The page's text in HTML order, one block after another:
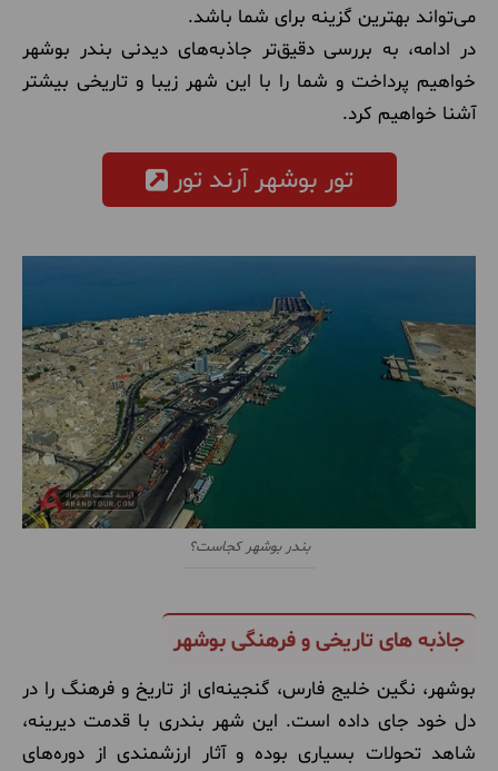
می‌تواند بهترین گزینه برای شما باشد.
در ادامه، به بررسی دقیق‌تر جاذبه‌های دیدنی بندر بوشهر
خواهیم پرداخت و شما را با این شهر زیبا و تاریخی بیشتر
آشنا خواهیم کرد.
تور بوشهر آرند تور
بندر بوشهر کجاست؟
جاذبه های تاریخی و فرهنگی بوشهر
بوشهر، نگین خلیج فارس، گنجینه‌ای از تاریخ و فرهنگ را در
دل خود جای داده است. این شهر بندری با قدمت دیرینه،
شاهد تحولات بسیاری بوده و آثار ارزشمندی از دوره‌های